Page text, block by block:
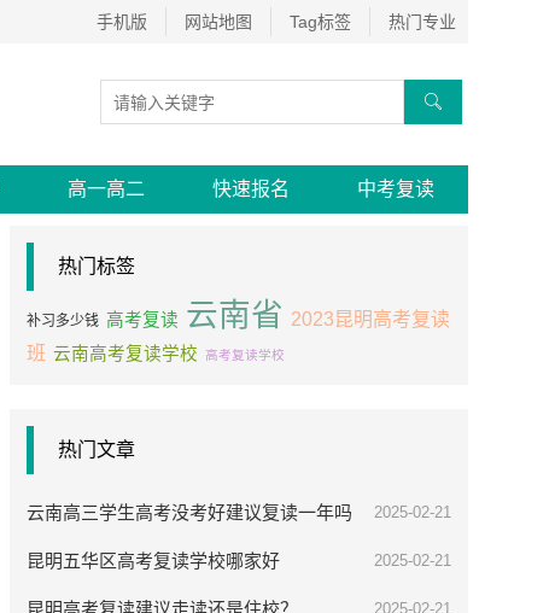
手机版 网站地图 Tag标签 热门专业

高一高二 快速报名 中考复读
热门标签
补习多少钱 高考复读 云南省 2023昆明高考复读
班 云南高考复读学校 高考复读学校
热门文章
云南高三学生高考没考好建议复读一年吗 2025-02-21
昆明五华区高考复读学校哪家好 2025-02-21
昆明高考复读建议走读还是住校？ 2025-02-21